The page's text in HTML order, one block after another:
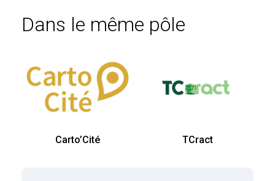
Dans le même pôle
Carto’Cité TCract